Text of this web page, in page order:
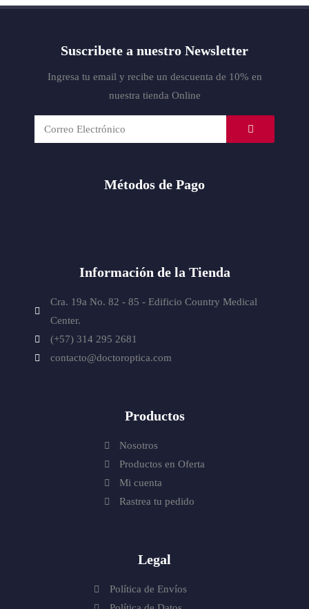
Legal
Política de Envíos
Productos
Nosotros
Productos en Oferta
Mi cuenta
Rastrea tu pedido
Información de la Tienda
Cra. 19a No. 82 - 85 - Edificio Country Medical
Center.
(+57) 314 295 2681
contacto@doctoroptica.com
Suscribete a nuestro Newsletter
Ingresa tu email y recibe un descuenta de 10% en
nuestra tienda Online
Métodos de Pago